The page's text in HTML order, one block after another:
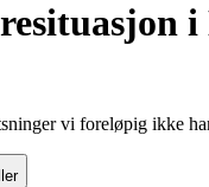
vi foreløpig ikke